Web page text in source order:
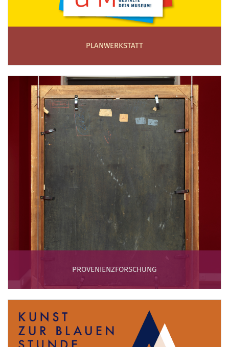
PLANWERKSTATT
PROVENIENZFORSCHUNG